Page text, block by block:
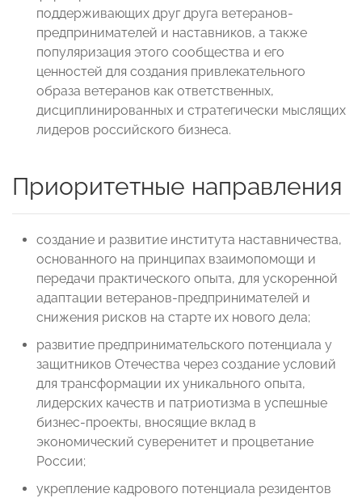
поддерживающих друг друга ветеранов-
предпринимателей и наставников, а также
популяризация этого сообщества и его
ценностей для создания привлекательного
образа ветеранов как ответственных,
дисциплинированных и стратегически мыслящих
лидеров российского бизнеса.
Приоритетные направления
создание и развитие института наставничества,
основанного на принципах взаимопомощи и
передачи практического опыта, для ускоренной
адаптации ветеранов-предпринимателей и
снижения рисков на старте их нового дела;
развитие предпринимательского потенциала у
защитников Отечества через создание условий
для трансформации их уникального опыта,
лидерских качеств и патриотизма в успешные
бизнес-проекты, вносящие вклад в
экономический суверенитет и процветание
России;
укрепление кадрового потенциала резидентов